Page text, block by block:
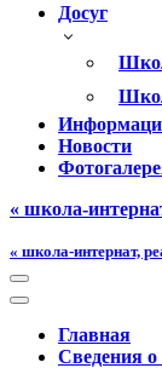
Досуг
Новости
« школа-
« школа-интернат,
Меню
навигации
Меню
навигацииГлавная
Сведения о